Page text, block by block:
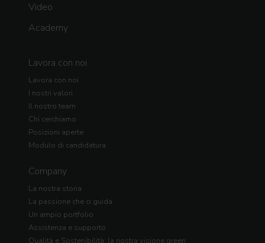
Video
Academy
Lavora con noi
Lavora con noi
I nostri valori
Il nostro team
Chi cerchiamo
Posizioni aperte
Modulo di candidatura
Company
La nostra storia
La passione che ci guida
Un ampio portfolio
Assistenza e supporto
Qualità e Sostenibilità: la nostra visione green